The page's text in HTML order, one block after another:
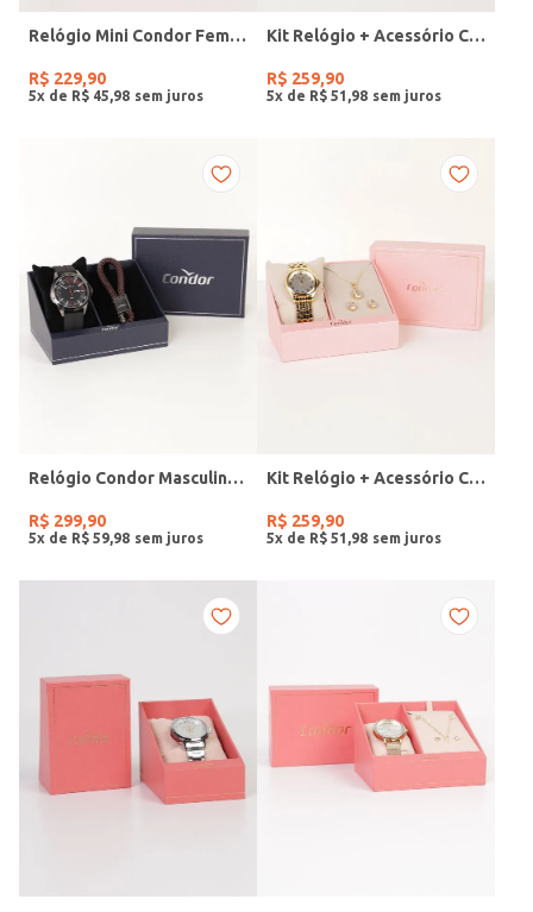
Relógio Mini Condor Feminino DOURADO
R$ 229,90
5x de R$ 45 98
Kit Relógio + Acessório Condor Feminino DOURADO
R$ 259,90
5x de R$ 51 98
Relógio Condor Masculino PRETO
R$ 299,90
5x de R$ 59 98
Kit Relógio + Acessório Condor Feminino DOURADO
R$ 259,90
5x de R$ 51 98